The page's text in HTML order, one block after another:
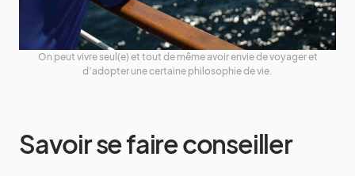
On peut vivre seul(e) et tout de même avoir envie de voyager et
d’adopter une certaine philosophie de vie.
Savoir se faire conseiller